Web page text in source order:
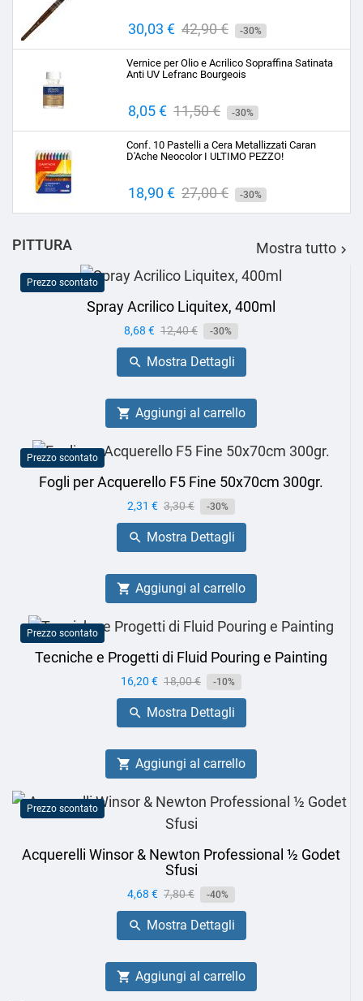
Prezzo
30,03 € Prezzo
base
42,90 € -30%
Vernice per Olio e Acrilico Sopraffina Satinata
Anti UV Lefranc Bourgeois
Prezzo
8,05 € Prezzo
base
11,50 € -30%
Conf. 10 Pastelli a Cera Metallizzati Caran
D'Ache Neocolor I ULTIMO PEZZO!
Prezzo
18,90 € Prezzo
base
27,00 € -30%
PITTURA Mostra tutto 
Prezzo scontato
Spray Acrilico Liquitex, 400ml
Prezzo
8,68 € Prezzo
base
12,40 € -30%
 Mostra Dettagli
 Aggiungi al carrello
Prezzo scontato
Fogli per Acquerello F5 Fine 50x70cm 300gr.
Prezzo
2,31 € Prezzo
base
3,30 € -30%
 Mostra Dettagli
 Aggiungi al carrello
Prezzo scontato
Tecniche e Progetti di Fluid Pouring e Painting
Prezzo
16,20 € Prezzo
base
18,00 € -10%
 Mostra Dettagli
 Aggiungi al carrello
Prezzo scontato
Acquerelli Winsor & Newton Professional ½ Godet
Sfusi
Prezzo
4,68 € Prezzo
base
7,80 € -40%
 Mostra Dettagli
 Aggiungi al carrello